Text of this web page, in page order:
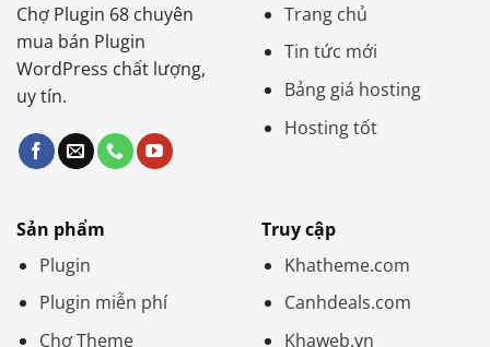
Chợ Plugin 68 chuyên
mua bán Plugin
WordPress chất lượng,
uy tín.
Trang chủ
Tin tức mới
Bảng giá hosting
Hosting tốt
Sản phẩm
Plugin
Plugin miễn phí
Chợ Theme
Truy cập
Khatheme.com
Canhdeals.com
Khaweb.vn